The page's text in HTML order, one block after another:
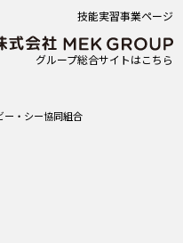
技能実習事業ページ
グループ総合サイトはこちら
・シー協同組合